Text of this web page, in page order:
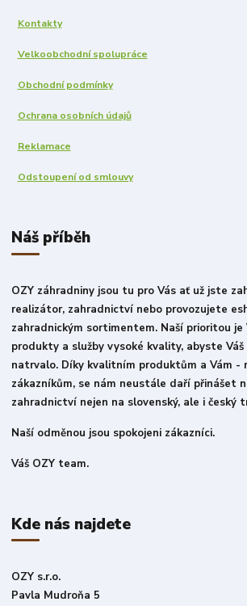
Kontakty
Velkoobchodní spolupráce
Obchodní podmínky
Ochrana osobních údajů
Reklamace
Odstoupení od smlouvy
Náš příběh
OZY záhradniny jsou tu pro Vás ať už jste
realizátor, zahradnictví nebo provozujete
zahradnickým sortimentem. Naší prioritou je
produkty a služby vysoké kvality, abyste
natrvalo. Díky kvalitním produktům a Vám -
zákazníkům, se nám neustále daří přinášet
zahradnictví nejen na slovenský, ale i český
Naší odměnou jsou spokojeni zákazníci.
Váš OZY team.
Kde nás najdete
OZY s.r.o.
Pavla Mudroňa 5